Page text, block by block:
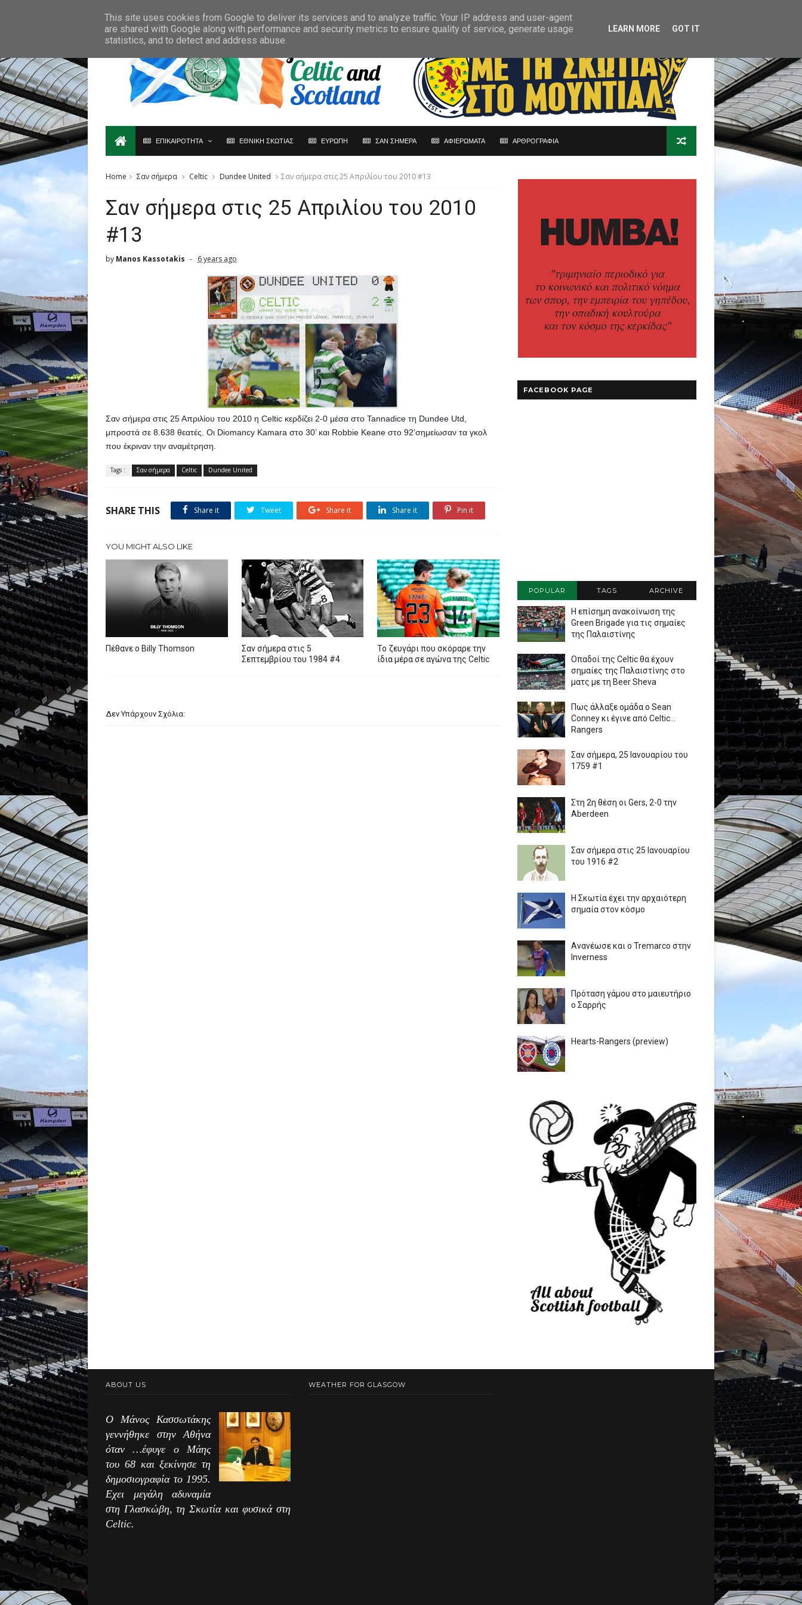
ΕΠΙΚΑΙΡΟΤΗΤΑ ΕΘΝΙΚΗ ΣΚΩΤΙΑΣ ΕΥΡΩΠΗ ΣΑΝ ΣΗΜΕΡΑ ΑΦΙΕΡΩΜΑΤΑ ΑΡΘΡΟΓΡΑΦΙΑ
Home Σαν σήμερα Celtic Dundee United Σαν σήμερα στις 25 Απριλίου του 2010 #13
Σαν σήμερα στις 25 Απριλίου του 2010
#13
by Manos Kassotakis 6 years ago
Σαν σήμερα στις 25 Απριλίου του 2010 η Celtic κερδίζει 2-0 μέσα στο Tannadice τη Dundee Utd,
μπροστά σε 8.638 θεατές. Οι Diomancy Kamara στο 30’ και Robbie Keane στο 92’σημείωσαν τα γκολ
που έκριναν την αναμέτρηση.
Tags : Σαν σήμερα Celtic Dundee United
SHARE THIS Share it Tweet Share it Share it Pin it
YOU MIGHT ALSO LIKE
Πέθανε ο Billy Thomson
Σαν σήμερα στις 5
Σεπτεμβρίου του 1984 #4
To ζευγάρι που σκόραρε την
ίδια μέρα σε αγώνα της Celtic
Δεν Υπάρχουν Σχόλια:
FACEBOOK PAGE
POPULAR TAGS ARCHIVE
Η επίσημη ανακοίνωση της
Green Brigade για τις σημαίες
της Παλαιστίνης
Οπαδοί της Celtic θα έχουν
σημαίες της Παλαιστίνης στο
ματς με τη Beer Sheva
Πως άλλαξε ομάδα ο Sean
Conney κι έγινε από Celtic...
Rangers
Σαν σήμερα, 25 Ιανουαρίου του
1759 #1
Στη 2η θέση οι Gers, 2-0 την
Aberdeen
Σαν σήμερα στις 25 Ιανουαρίου
του 1916 #2
Η Σκωτία έχει την αρχαιότερη
σημαία στον κόσμο
Ανανέωσε και ο Tremarco στην
Inverness
Πρόταση γάμου στο μαιευτήριο
ο Σαρρής
Hearts-Rangers (preview)
ABOUT US
Ο Μάνος Κασσωτάκης
γεννήθηκε στην Αθήνα
όταν …έφυγε ο Μάης
του 68 και ξεκίνησε τη
δημοσιογραφία το 1995.
Εχει μεγάλη αδυναμία
στη Γλασκώβη, τη Σκωτία και φυσικά στη
Celtic.
WEATHER FOR GLASGOW
This site uses cookies from Google to deliver its services and to analyze traffic. Your IP address and user-agent
are shared with Google along with performance and security metrics to ensure quality of service, generate usage
statistics, and to detect and address abuse.
LEARN MORE GOT IT